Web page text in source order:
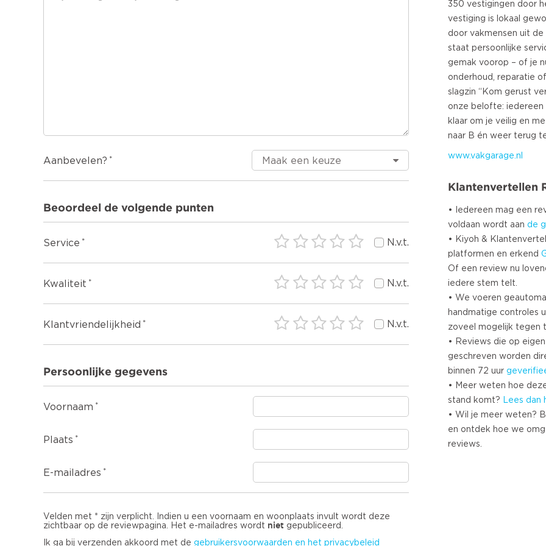
Aanbevelen?
Beoordeel de volgende punten
Service N.v.t.
Kwaliteit N.v.t.
Klantvriendelijkheid N.v.t.
Persoonlijke gegevens
Voornaam
Plaats
E-mailadres
Velden met * zijn verplicht. Indien u een voornaam en woonplaats invult wordt deze
zichtbaar op de reviewpagina. Het e-mailadres wordt niet gepubliceerd.
Ik ga bij verzenden akkoord met de gebruikersvoorwaarden en het privacybeleid
350 vestigingen door
vestiging is lokaal
door vakmensen uit
staat persoonlijke
gemak voorop – of je
onderhoud, reparatie
slagzin “Kom gerust
onze belofte: iedereen
klaar om je veilig en
www.vakgarage.nl
Klantenvertellen
• Iedereen mag een
voldaan wordt aan de
• Kiyoh &
platformen en erkend
Of een review nu
iedere stem telt.
• We voeren
handmatige controles
zoveel mogelijk tegen
• Reviews die op
geschreven worden
binnen 72 uur
• Meer weten hoe
stand komt? Lees dan
• Wil je meer weten?
en ontdek hoe we
reviews.